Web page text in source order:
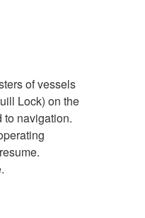
of vessels
Lock) on the
to navigation.